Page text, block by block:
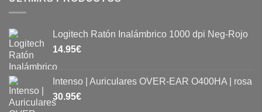
Logitech Ratón Inalámbrico 1000 dpi Neg-Rojo
14.95€
Intenso | Auriculares OVER-EAR O400HA | rosa
30.95€